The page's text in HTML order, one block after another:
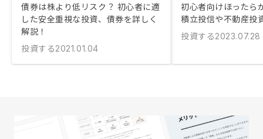
債券は株より低リスク？ 初心者に適
した安全重視な投資、債券を詳しく
解説！
投資する2021.01.04
初心者向けほったら
積立投信や不動産投
投資する2023.07.28